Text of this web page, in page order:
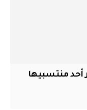
أحد منتسبيها